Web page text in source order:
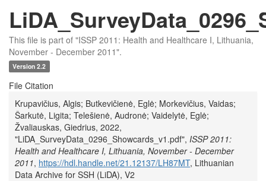
This file is part of "ISSP 2011: Health and Healthcare I, Lithuania,
November - December 2011".
Version 2.2
File Citation
Krupavičius, Algis; Butkevičienė, Eglė; Morkevičius, Vaidas;
Šarkutė, Ligita; Telešienė, Audronė; Vaidelytė, Eglė;
Žvaliauskas, Giedrius, 2022,
"LiDA_SurveyData_0296_Showcards_v1.pdf", ISSP 2011:
Health and Healthcare I, Lithuania, November - December
2011, https://hdl.handle.net/21.12137/LH87MT, Lithuanian
Data Archive for SSH (LiDA), V2